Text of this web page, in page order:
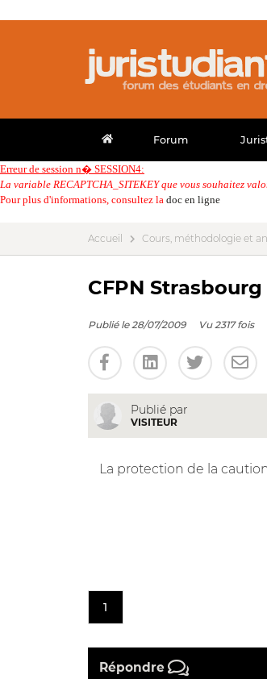
Forum
Erreur de session n� SESSION4:
La variable RECAPTCHA_SITEKEY que vous souhaitez
Pour plus d'informations, consultez la doc en ligne
Accueil Cours, méthodologie et
CFPN
Publié le 28/07/2009 Vu 2317 fois
Publié par
VISITEUR
La protection de la
1
Répondre